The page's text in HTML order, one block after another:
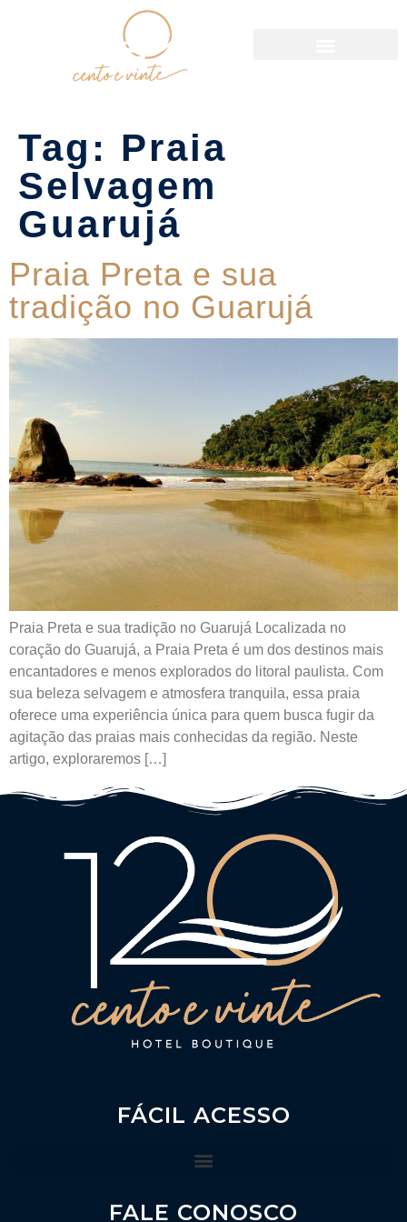
Tag: Praia
Selvagem
Guarujá
Praia Preta e sua
tradição no Guarujá
Praia Preta e sua tradição no Guarujá Localizada no
coração do Guarujá, a Praia Preta é um dos destinos mais
encantadores e menos explorados do litoral paulista. Com
sua beleza selvagem e atmosfera tranquila, essa praia
oferece uma experiência única para quem busca fugir da
agitação das praias mais conhecidas da região. Neste
artigo, exploraremos […]
FÁCIL ACESSO
FALE CONOSCO